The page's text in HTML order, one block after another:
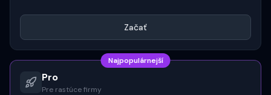
Začať
Najpopulárnejší
Pro
Pre rastúce firmy